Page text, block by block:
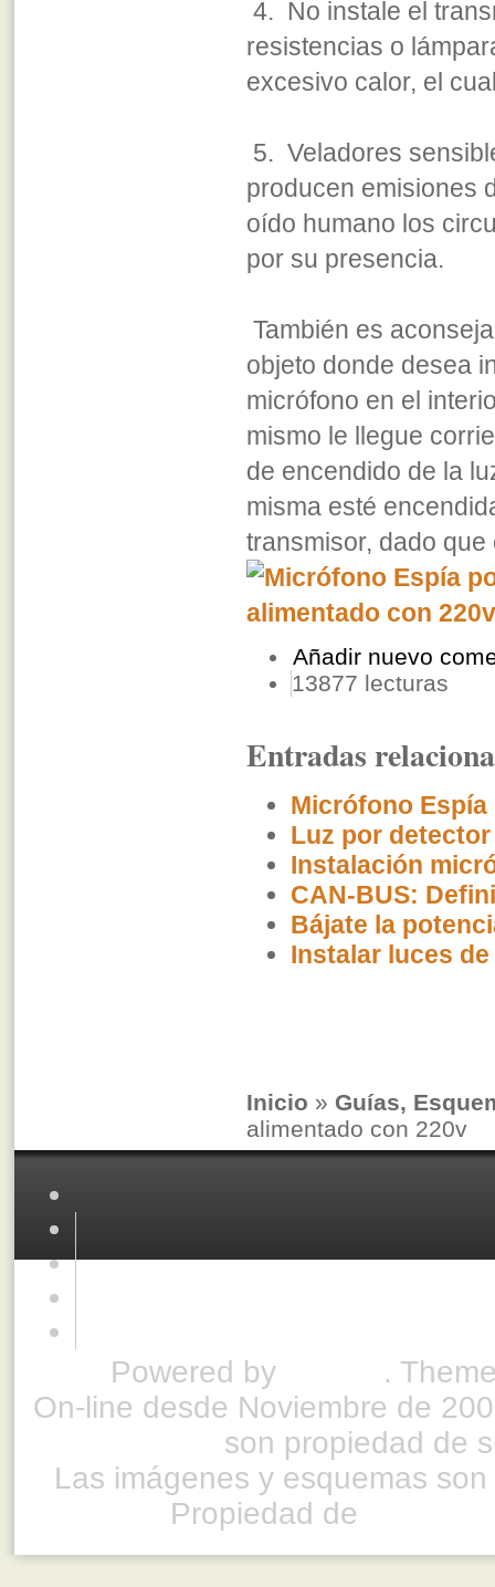
4. No instale el
resistencias o
excesivo calor, el
5. Veladores
producen emisiones
oído humano los
por su presencia.
También es
objeto donde desea
micrófono en el
mismo le llegue
de encendido de la
misma esté
transmisor, dado
Añadir nuevo
13877 lecturas
Entradas
Micrófono Espía
Luz por
Instalación
CAN-BUS:
Bájate la
Instalar luces
Inicio » Guías,
alimentado con 220v
Powered by
.
On-line desde Noviembre de
son propiedad de
Las imágenes y esquemas
Propiedad de